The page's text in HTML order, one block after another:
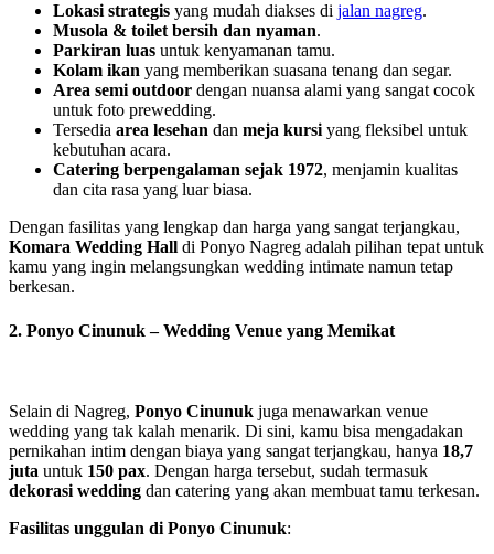
Lokasi strategis yang mudah diakses di jalan nagreg.
Musola & toilet bersih dan nyaman.
Parkiran luas untuk kenyamanan tamu.
Kolam ikan yang memberikan suasana tenang dan segar.
Area semi outdoor dengan nuansa alami yang sangat cocok
untuk foto prewedding.
Tersedia area lesehan dan meja kursi yang fleksibel untuk
kebutuhan acara.
Catering berpengalaman sejak 1972, menjamin kualitas
dan cita rasa yang luar biasa.
Dengan fasilitas yang lengkap dan harga yang sangat terjangkau,
Komara Wedding Hall di Ponyo Nagreg adalah pilihan tepat untuk
kamu yang ingin melangsungkan wedding intimate namun tetap
berkesan.
2. Ponyo Cinunuk – Wedding Venue yang Memikat
Selain di Nagreg, Ponyo Cinunuk juga menawarkan venue
wedding yang tak kalah menarik. Di sini, kamu bisa mengadakan
pernikahan intim dengan biaya yang sangat terjangkau, hanya 18,7
juta untuk 150 pax. Dengan harga tersebut, sudah termasuk
dekorasi wedding dan catering yang akan membuat tamu terkesan.
Fasilitas unggulan di Ponyo Cinunuk: